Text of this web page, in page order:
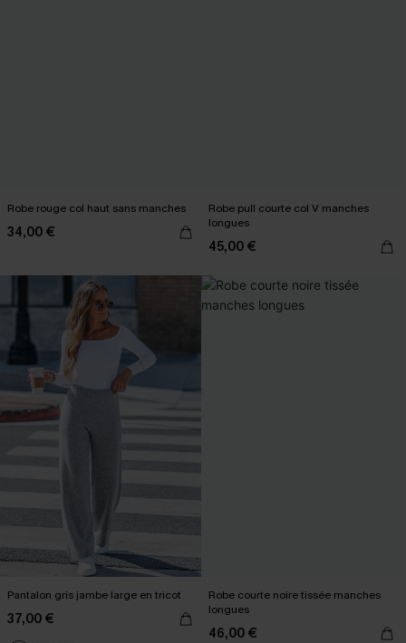
Robe rouge col haut sans manches
34,00 €
Robe pull courte col V manches
longues
45,00 €
Pantalon gris jambe large en tricot
37,00 €
Robe courte noire tissée manches
longues
46,00 €